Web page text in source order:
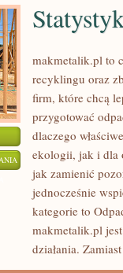
STATYSTYKI
RAPORTY
makmetalik.pl to
recyklingu oraz
firm, które chcą
przygotować
dlaczego
ekologii, jak i dla
jak zamienić
jednocześnie
kategorie to
makmetalik.pl
działania.